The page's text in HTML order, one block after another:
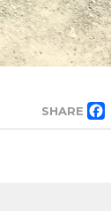
SHARE